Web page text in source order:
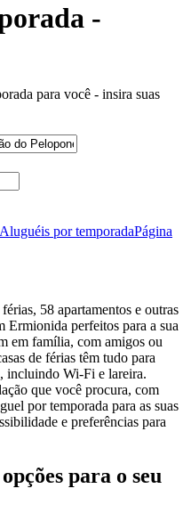
-
para você - insira suas
Aluguéis por temporadaPágina
58 apartamentos e outras
Ermionida perfeitos para a sua
em família, com amigos ou
de férias têm tudo para
incluindo Wi-Fi e lareira.
que você procura, com
por temporada para as suas
e preferências para
para o seu